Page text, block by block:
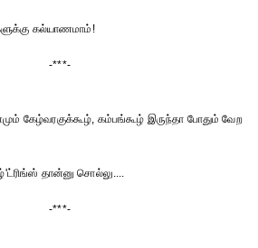
கல்யாணமாம்!
-***-
கேழ்வரகுக்கூழ், கம்பங்கூழ் இருந்தா போதும் வேற
தான்னு சொல்லு....
-***-